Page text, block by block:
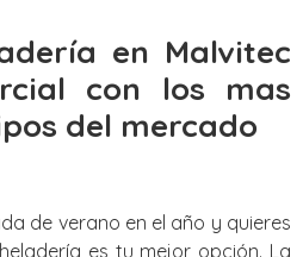
en Malvitec
con los mas
del mercado
de verano en el año y quieres
es tu mejor opción. La